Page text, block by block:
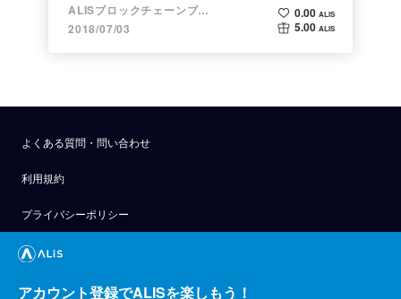
ALISブロックチェーンブログ
2018/07/03
0.00 ALIS
5.00 ALIS
よくある質問・問い合わせ
利用規約
プライバシーポリシー
公式アナウンス
技術ブログ
アカウント登録でALISを楽しもう！